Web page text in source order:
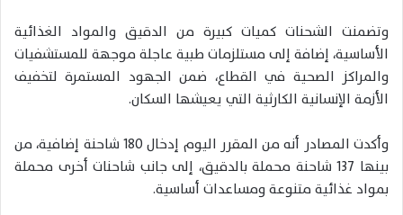
وتضمنت الشحنات كميات كبيرة من الدقيق والمواد الغذائية
الأساسية، إضافة إلى مستلزمات طبية عاجلة موجهة للمستشفيات
والمراكز الصحية في القطاع، ضمن الجهود المستمرة لتخفيف
الأزمة الإنسانية الكارثية التي يعيشها السكان.
وأكدت المصادر أنه من المقرر اليوم إدخال 180 شاحنة إضافية، من
بينها 137 شاحنة محملة بالدقيق، إلى جانب شاحنات أخرى محملة
بمواد غذائية متنوعة ومساعدات أساسية.